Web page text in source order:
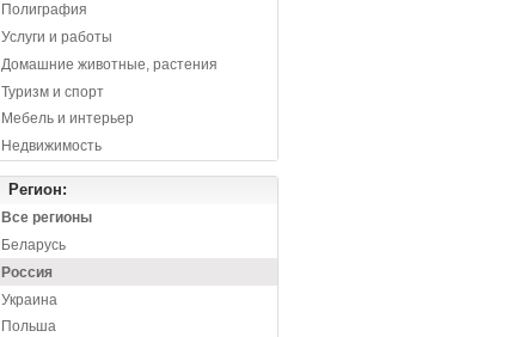
Полиграфия
Услуги и работы
Домашние животные, растения
Туризм и спорт
Мебель и интерьер
Недвижимость
Регион:
Все регионы
Беларусь
Россия
Украина
Польша